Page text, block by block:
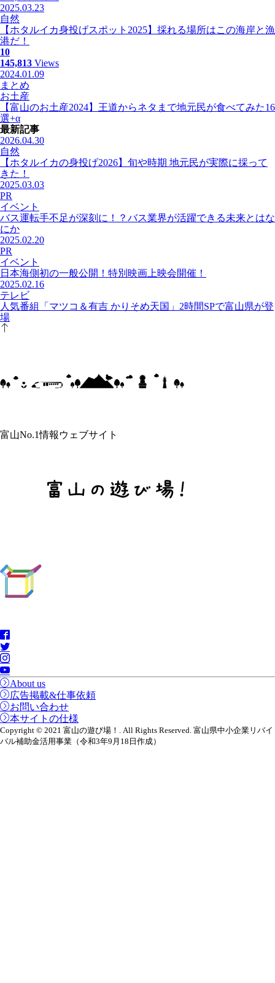
2025.03.23
自然
【ホタルイカ身投げスポット2025】採れる場所はこの海岸と漁
港だ！
10
145,813 Views
2024.01.09
まとめ
お土産
【富山のお土産2024】王道からネタまで地元民が食べてみた16
選+α
最新記事
2026.04.30
自然
【ホタルイカの身投げ2026】旬や時期 地元民が実際に採って
きた！
2025.03.03
PR
イベント
バス運転手不足が深刻に！？バス業界が活躍できる未来とはな
にか
2025.02.20
PR
イベント
日本海側初の一般公開！特別映画上映会開催！
2025.02.16
テレビ
人気番組「マツコ＆有吉 かりそめ天国」2時間SPで富山県が登
場
富山No.1情報ウェブサイト
About us
広告掲載&仕事依頼
お問い合わせ
本サイトの仕様
Copyright © 2021 富山の遊び場！. All Rights Reserved. 富山県中小企業リバイ
バル補助金活用事業（令和3年9月18日作成）